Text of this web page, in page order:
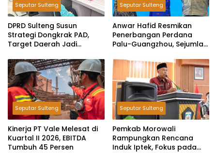
Seputar Sulteng
DPRD Sulteng Susun
Strategi Dongkrak PAD,
Target Daerah Jadi
Penghasil
Seputar Sulteng
Anwar Hafid Resmikan
Penerbangan Perdana
Palu-Guangzhou, Sejumlah
Malaysia dan India
Seputar Sulteng
Kinerja PT Vale Melesat di
Kuartal II 2026, EBITDA
Tumbuh 45 Persen
Seputar Sulteng
Pemkab Morowali
Rampungkan Rencana
Induk Iptek, Fokus pada